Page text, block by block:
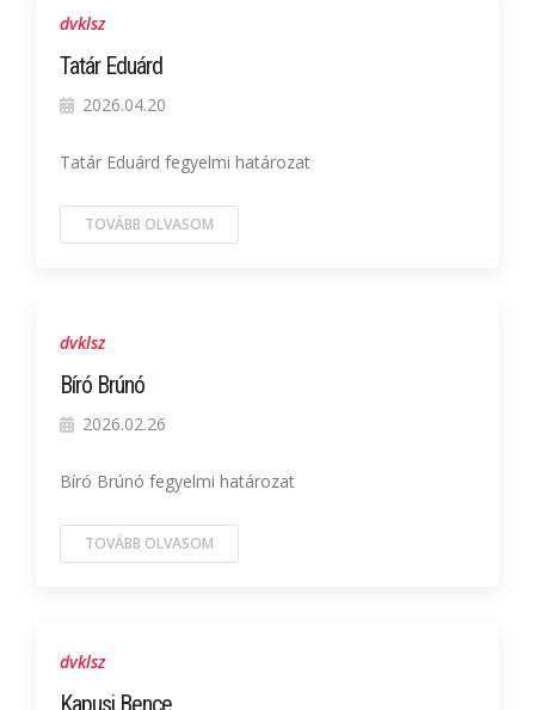
dvklsz
Tatár Eduárd
2026.04.20
Tatár Eduárd fegyelmi határozat
TOVÁBB OLVASOM
dvklsz
Bíró Brúnó
2026.02.26
Bíró Brúnó fegyelmi határozat
TOVÁBB OLVASOM
dvklsz
Kapusi Bence